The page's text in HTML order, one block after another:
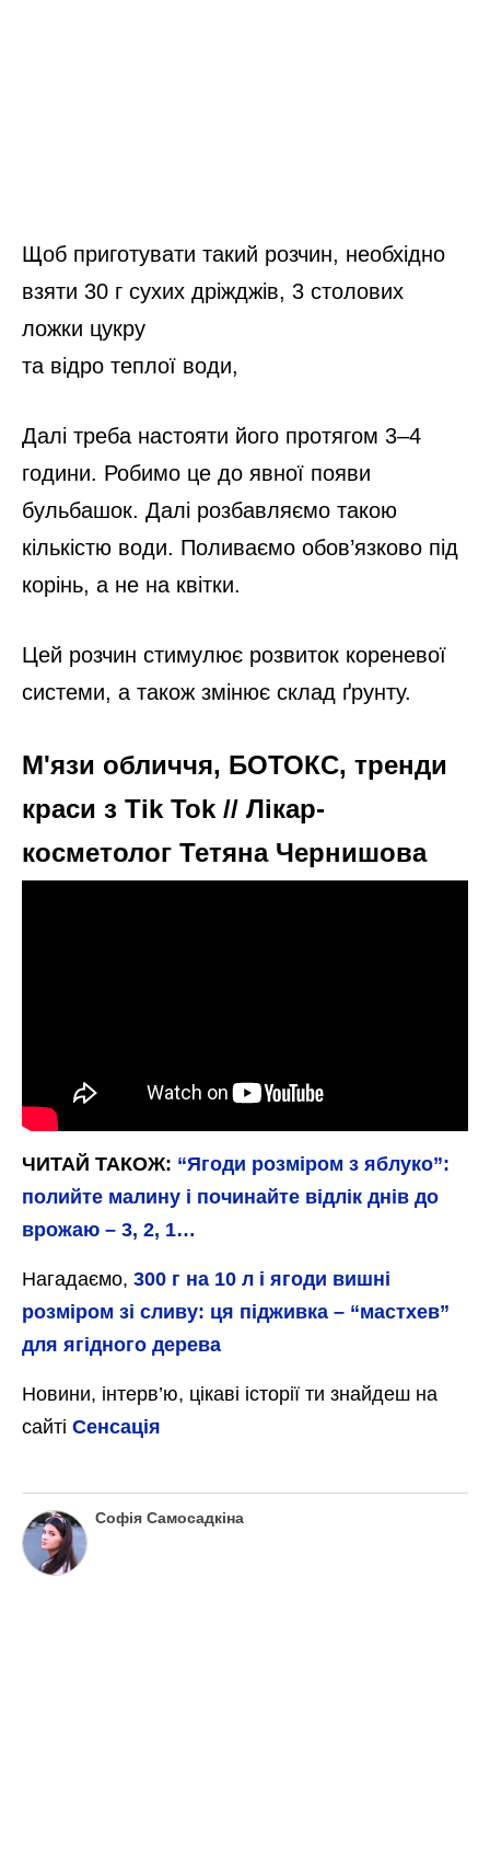
Щоб приготувати такий розчин, необхідно
взяти 30 г сухих дріжджів, 3 столових
ложки цукру
та відро теплої води,
Далі треба настояти його протягом 3–4
години. Робимо це до явної появи
бульбашок. Далі розбавляємо такою
кількістю води. Поливаємо обов’язково під
корінь, а не на квітки.
Цей розчин стимулює розвиток кореневої
системи, а також змінює склад ґрунту.
М'язи обличчя, БОТОКС, тренди
краси з Tik Tok // Лікар-
косметолог Тетяна Чернишова
ЧИТАЙ ТАКОЖ: “Ягоди розміром з яблуко”:
полийте малину і починайте відлік днів до
врожаю – 3, 2, 1…
Нагадаємо, 300 г на 10 л і ягоди вишні
розміром зі сливу: ця підживка – “мастхев”
для ягідного дерева
Новини, інтерв’ю, цікаві історії ти знайдеш на
сайті Сенсація
Софія Самосадкіна